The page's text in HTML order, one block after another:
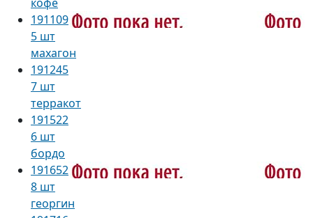
191109
5 шт
махагон
191245
7 шт
терракот
191522
6 шт
бордо
191652
8 шт
георгин